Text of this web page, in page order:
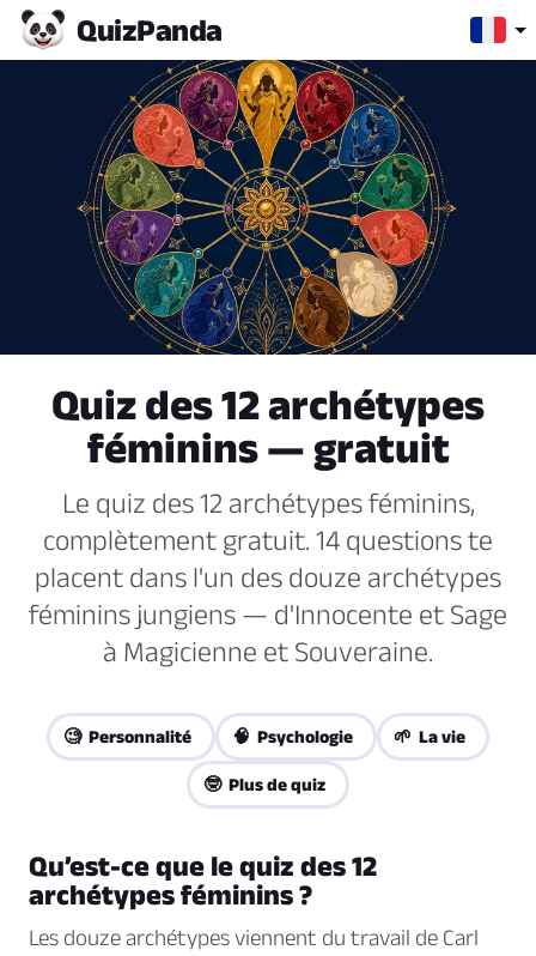
QuizPanda
Quiz des 12 archétypes
féminins — gratuit
Le quiz des 12 archétypes féminins,
complètement gratuit. 14 questions te
placent dans l'un des douze archétypes
féminins jungiens — d'Innocente et Sage
à Magicienne et Souveraine.
🧐 Personnalité 🧠 Psychologie 🌱 La vie
🤓 Plus de quiz
Qu’est-ce que le quiz des 12
archétypes féminins ?
Les douze archétypes viennent du travail de Carl